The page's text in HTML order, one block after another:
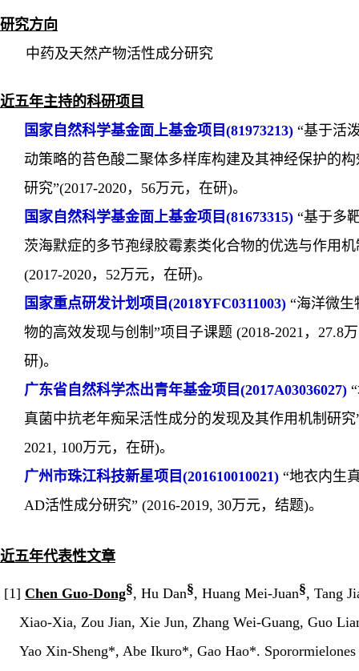
研究方向
中药及天然产物活性成分研究
近五年主持的科研项目
国家自然科学基金面上基金项目 (81973213) “基于活
动策略的苔色酸二聚体多样库构建及其神经保护的
研究”(2017-2020， 56万元，在研)。
国家自然科学基金面上基金项目 (81673315) “基于多
茨海默症的多节孢绿胶霉素类化合物的优选与作用机
(2017-2020， 52万元，在研)。
国家重点研发计划项目 (2018YFC0311003) “海洋微生
物的高效发现与创制”项目子课题 (2018-2021 ， 27.8
研)。
广东省自然科学杰出青年基金项目 (2017A03036027) “
真菌中抗老年痴呆活性成分的发现及其作用机制研
2021, 100万元，在研)。
广州市珠江科技新星项目 (201610010021) “地衣内生
AD活性成分研究” (2016-2019, 30万元，结题)。
近五年代表性文章
[1] Chen Guo-Dong§, Hu Dan§, Huang Mei-Juan§, Tang
Xiao-Xia, Zou Jian, Xie Jun, Zhang Wei-Guang, Guo
Yao Xin-Sheng*, Abe Ikuro*, Gao Hao*.